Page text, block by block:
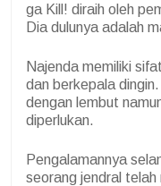
ga Kill! diraih oleh
Dia dulunya adalah
Najenda memiliki
dan berkepala
dengan lembut
diperlukan.
Pengalamannya
seorang jendral